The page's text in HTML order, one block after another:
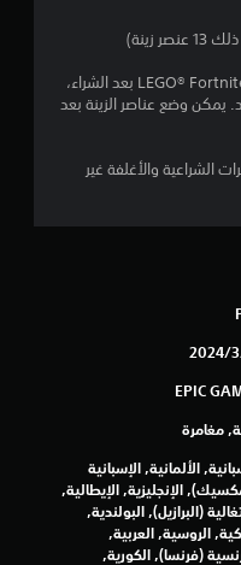
م
5
ن
إ
ج
زينة)
عناصر الزينة متاحة في قائمة البناء في LEGO® Fortnite بعد الشراء،
يمكن وضع عناصر الزينة بعد
الشراعية والأغلفة غير
EPIC
مغامرة
الألمانية, الإسبانية
الإنجليزية, الإيطالية,
(البرازيل), البولندية,
الروسية, العربية,
(فرنسا), الكورية,